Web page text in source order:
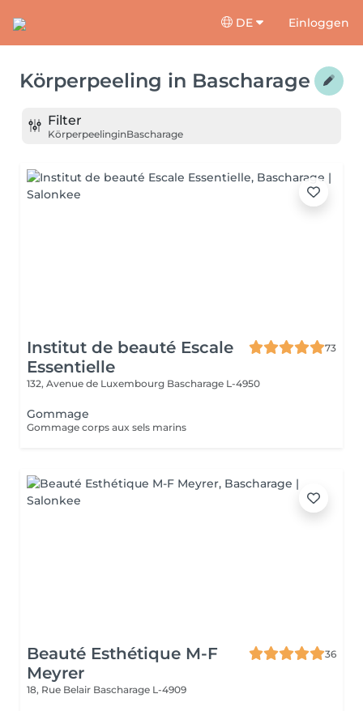
DE Einloggen
Körperpeeling in Bascharage
Filter
KörperpeelinginBascharage
Institut de beauté Escale
Essentielle
73
132, Avenue de Luxembourg Bascharage L-4950
Gommage
Gommage corps aux sels marins
Beauté Esthétique M-F
Meyrer
36
18, Rue Belair Bascharage L-4909